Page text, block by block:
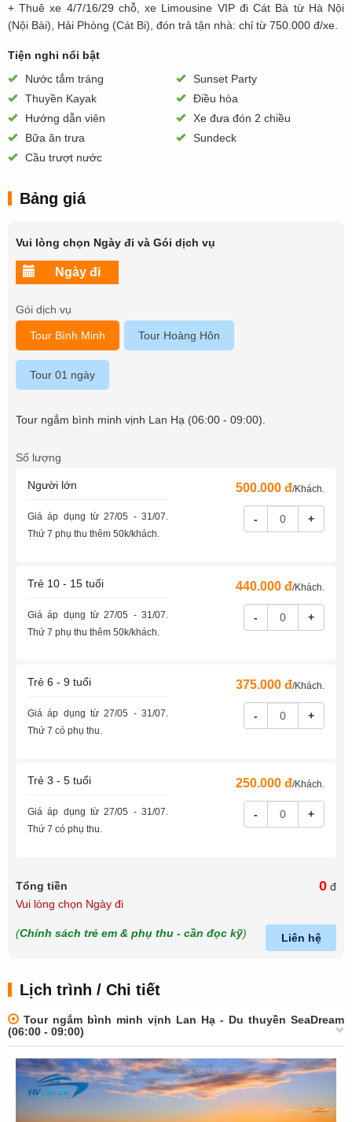
+ Thuê xe 4/7/16/29 chỗ, xe Limousine VIP đi Cát Bà từ Hà Nội
(Nội Bài), Hải Phòng (Cát Bi), đón trả tận nhà: chỉ từ 750.000 đ/xe.
Tiện nghi nổi bật
Nước tắm tráng
Sunset Party
Thuyền Kayak
Điều hòa
Hướng dẫn viên
Xe đưa đón 2 chiều
Bữa ăn trưa
Sundeck
Cầu trượt nước
Bảng giá
Vui lòng chọn Ngày đi và Gói dịch vụ
Gói dịch vụ
Tour Bình Minh Tour Hoàng Hôn
Tour 01 ngày
Tour ngắm bình minh vịnh Lan Hạ (06:00 - 09:00).
Số lượng
Người lớn
Giá áp dụng từ 27/05 - 31/07.
Thứ 7 phụ thu thêm 50k/khách.
500.000 đ/Khách.
- +
Trẻ 10 - 15 tuổi
Giá áp dụng từ 27/05 - 31/07.
Thứ 7 phụ thu thêm 50k/khách.
440.000 đ/Khách.
- +
Trẻ 6 - 9 tuổi
Giá áp dụng từ 27/05 - 31/07.
Thứ 7 có phụ thu.
375.000 đ/Khách.
- +
Trẻ 3 - 5 tuổi
Giá áp dụng từ 27/05 - 31/07.
Thứ 7 có phụ thu.
250.000 đ/Khách.
- +
Tổng tiền 0 đ
Vui lòng chọn Ngày đi
(Chính sách trẻ em & phụ thu - cần đọc kỹ) Liên hệ
Lịch trình / Chi tiết
Tour ngắm bình minh vịnh Lan Hạ - Du thuyền SeaDream
(06:00 - 09:00)